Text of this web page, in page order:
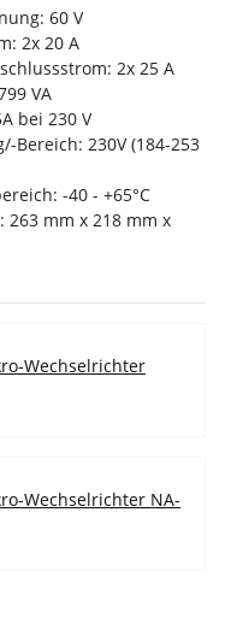
60 V
2x 20 A
2x 25 A
VA
bei 230 V
Bereich: 230V (184-253
-40 - +65°C
263 mm x 218 mm x
Wechselrichter
Wechselrichter NA-